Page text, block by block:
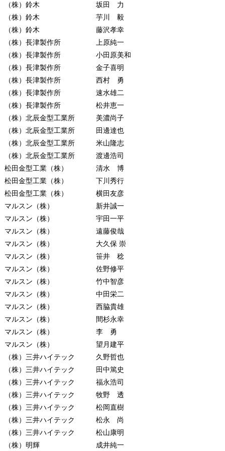
（株）鈴木 坂田 力
（株）鈴木 芋川 毅
（株）鈴木 藤沢孝幸
（株）長津製作所 上原純一
（株）長津製作所 小田原美和
（株）長津製作所 金子喜明
（株）長津製作所 西村 勇
（株）長津製作所 速水雄二
（株）長津製作所 松井恵一
（株）北辰金型工業所 美濃尚子
（株）北辰金型工業所 田邊達也
（株）北辰金型工業所 米山隆志
（株）北辰金型工業所 渡邊浩司
松田金型工業（株） 清水 博
松田金型工業（株） 下川秀行
松田金型工業（株） 横田友彦
マルスン（株） 新井誠一
マルスン（株） 宇田一平
マルスン（株） 遠藤俊哉
マルスン（株） 大久保 崇
マルスン（株） 笹井 稔
マルスン（株） 佐野修平
マルスン（株） 竹中智彦
マルスン（株） 中田栄二
マルスン（株） 西脇貴雄
マルスン（株） 間杉永幸
マルスン（株） 李 勇
マルスン（株） 望月建平
（株）三井ハイテック 久野哲也
（株）三井ハイテック 田中篤史
（株）三井ハイテック 福永浩司
（株）三井ハイテック 牧野 透
（株）三井ハイテック 松岡直樹
（株）三井ハイテック 松永 尚
（株）三井ハイテック 松山康明
（株）明輝 成井純一